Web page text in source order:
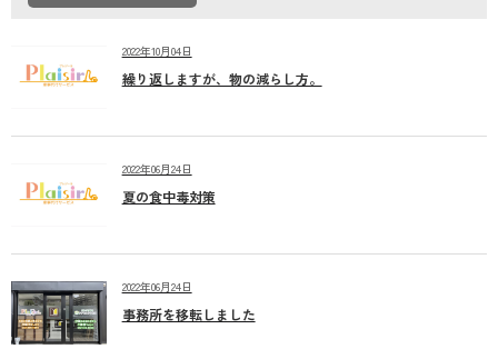
2022年10月04日
繰り返しますが、物の減らし方。
2022年06月24日
夏の食中毒対策
2022年06月24日
事務所を移転しました